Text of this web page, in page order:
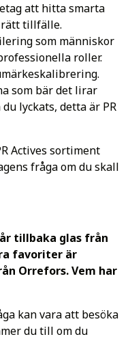
att hitta smarta
tillfälle.
som människor
roller.
som bär det lirar
lyckats, detta är PR
Actives sortiment
fråga om du skall
tillbaka glas från
favoriter är
Orrefors. Vem har
kan vara att besöka
du till om du